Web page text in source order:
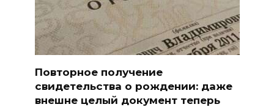
Повторное получение
свидетельства о рождении: даже
внешне целый документ теперь